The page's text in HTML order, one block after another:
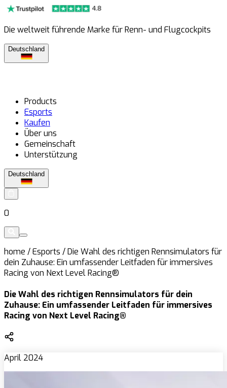
Die weltweit führende Marke für Renn- und Flugcockpits
Deutschland
Products
Esports
Kaufen
Über uns
Gemeinschaft
Unterstützung
Deutschland
0
home /Esports /Die Wahl des richtigen Rennsimulators für
dein Zuhause: Ein umfassender Leitfaden für immersives
Racing von Next Level Racing®
Die Wahl des richtigen Rennsimulators für dein
Zuhause: Ein umfassender Leitfaden für immersives
Racing von Next Level Racing®
April 2024